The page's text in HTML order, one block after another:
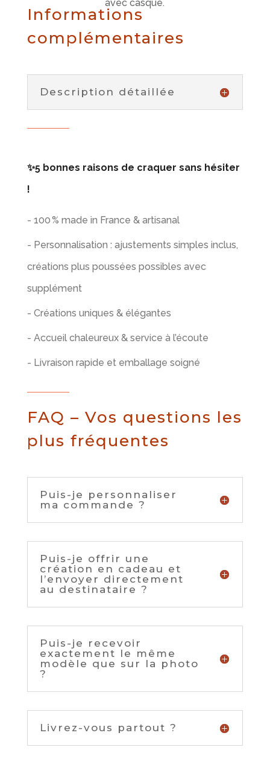
Informations
complémentaires
Description détaillée
✨5 bonnes raisons de craquer sans hésiter
!
- 100 % made in France & artisanal
- Personnalisation : ajustements simples inclus,
créations plus poussées possibles avec
supplément
- Créations uniques & élégantes
- Accueil chaleureux & service à l’écoute
- Livraison rapide et emballage soigné
FAQ – Vos questions les
plus fréquentes
Puis-je personnaliser
ma commande ?
Puis-je offrir une
création en cadeau et
l’envoyer directement
au destinataire ?
Puis-je recevoir
exactement le même
modèle que sur la photo
?
Livrez-vous partout ?